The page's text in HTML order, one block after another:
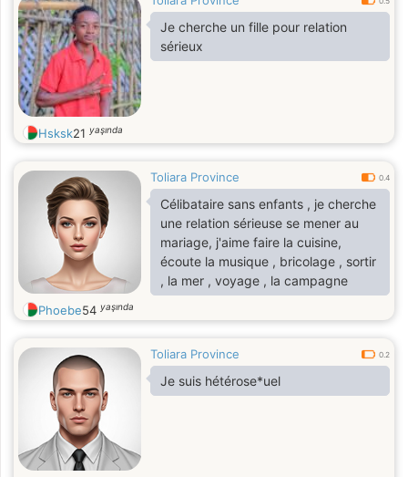
Je cherche un fille pour relation
sérieux
Hsksk21 yaşında
Toliara Province 0.4
Célibataire sans enfants , je cherche
une relation sérieuse se mener au
mariage, j'aime faire la cuisine,
écoute la musique , bricolage , sortir
, la mer , voyage , la campagne
Phoebe54 yaşında
Toliara Province 0.2
Je suis hétérose*uel